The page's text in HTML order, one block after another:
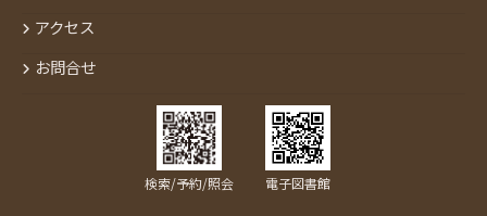
アクセス
お問合せ
検索/予約/照会 電子図書館